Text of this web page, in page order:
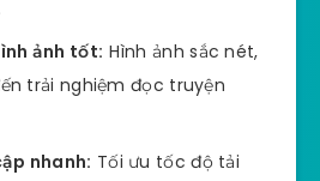
ảnh tốt: Hình ảnh sắc nét,
trải nghiệm đọc truyện
nhanh: Tối ưu tốc độ tải